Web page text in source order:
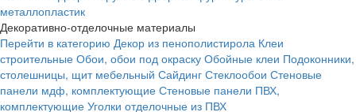
металлопластик
Декоративно-отделочные материалы
Перейти в категорию Декор из пенополистирола Клеи
строительные Обои, обои под окраску Обойные клеи Подоконники,
столешницы, щит мебельный Сайдинг Стеклообои Стеновые
панели мдф, комплектующие Стеновые панели ПВХ,
комплектующие Уголки отделочные из ПВХ